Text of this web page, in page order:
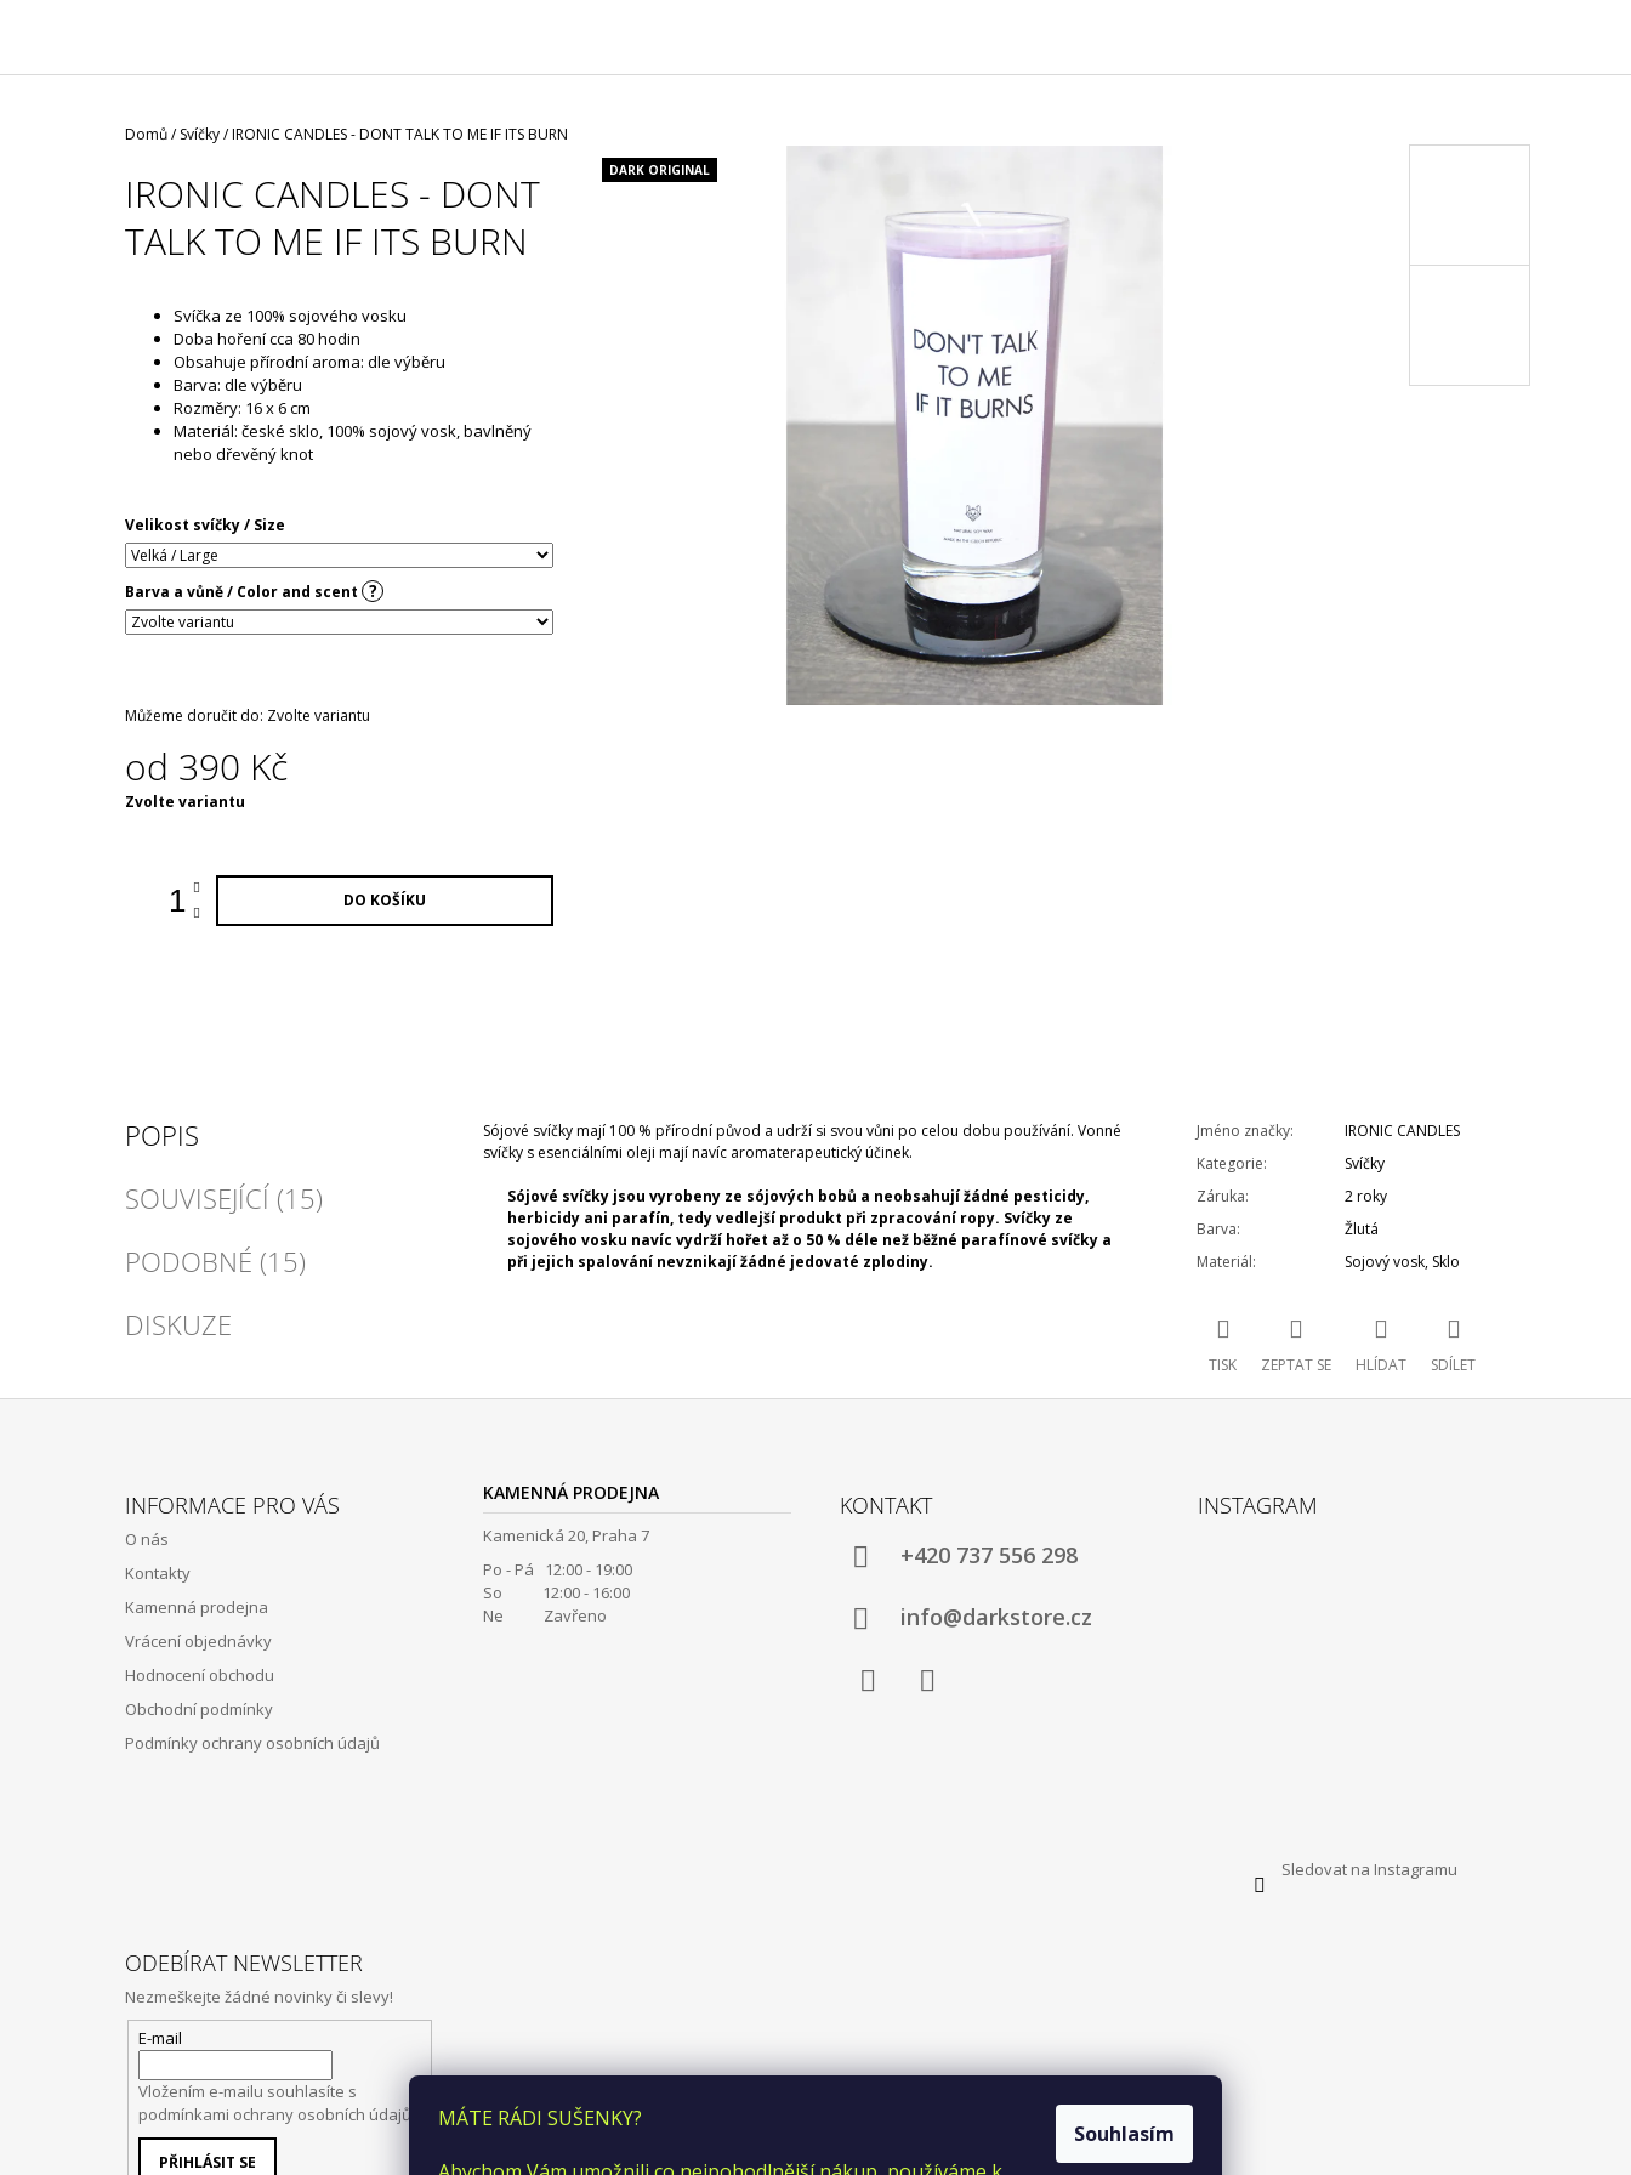
MÁTE RÁDI SUŠENKY?
Souhlasím
Domů/ Svíčky/IRONIC CANDLES - DONT TALK TO ME IF ITS BURN
IRONIC CANDLES - DONT
TALK TO ME IF ITS BURN
DARK ORIGINAL
Svíčka ze 100% sojového vosku
Doba hoření cca 80 hodin
Obsahuje přírodní aroma: dle výběru
Barva: dle výběru
Rozměry: 16 x 6 cm
Materiál: české sklo, 100% sojový vosk, bavlněný
nebo dřevěný knot
Velikost svíčky / Size
Barva a vůně / Color and scent ?
Můžeme doručit do: Zvolte variantu
od 390 Kč
Měrná
Zvolte variantu
DO KOŠÍKU
POPIS
SOUVISEJÍCÍ (15)
PODOBNÉ (15)
DISKUZE
Sójové svíčky mají 100 % přírodní původ a udrží si svou vůni po celou dobu používání. Vonné
svíčky s esenciálními oleji mají navíc aromaterapeutický účinek.
Sójové svíčky jsou vyrobeny ze sójových bobů a neobsahují žádné pesticidy,
herbicidy ani parafín, tedy vedlejší produkt při zpracování ropy. Svíčky ze
sojového vosku navíc vydrží hořet až o 50 % déle než běžné parafínové svíčky a
při jejich spalování nevznikají žádné jedovaté zplodiny.
Jméno značky:
IRONIC CANDLES
Kategorie:
Svíčky
Záruka:
2 roky
Barva:
Žlutá
Materiál: Sojový vosk, Sklo
TISK ZEPTAT SE HLÍDAT SDÍLET
INFORMACE PRO VÁS
O nás
Kontakty
Kamenná prodejna
Vrácení objednávky
Hodnocení obchodu
Obchodní podmínky
Podmínky ochrany osobních údajů
KAMENNÁ PRODEJNA
Kamenická 20, Praha 7
Po - Pá 12:00 - 19:00
So 12:00 - 16:00
Ne Zavřeno
KONTAKT
+420 737 556 298
info@darkstore.cz
INSTAGRAM
Sledovat na Instagramu
ODEBÍRAT NEWSLETTER
Nezmeškejte žádné novinky či slevy!
E-mail
Vložením e-mailu souhlasíte s
podmínkami ochrany osobních údajů
PŘIHLÁSIT SE